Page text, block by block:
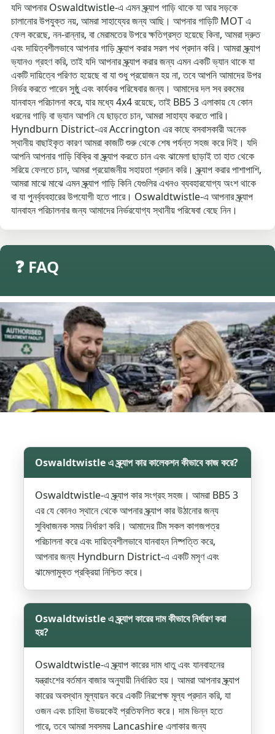
যদি আপনার Oswaldtwistle-এ এমন স্ক্র্যাপ গাড়ি থাকে যা আর সড়কে
চালানোর উপযুক্ত নয়, আমরা সাহায্যের জন্য আছি। আপনার গাড়িটি MOT এ
ফেল করেছে, নন-রান্নার, বা মেরামতের উপরে ক্ষতিগ্রস্ত হয়েছে কিনা, আমরা দ্রুত
এবং দায়িত্বশীলভাবে আপনার গাড়ি স্ক্র্যাপ করার সরল পথ প্রদান করি। আমরা স্ক্র্যাপ
ভ্যানও গ্রহণ করি, তাই যদি আপনার স্ক্র্যাপ করার জন্য এমন একটি ভ্যান থাকে যা
একটি দায়িত্বে পরিণত হয়েছে বা যা শুধু প্রয়োজন হয় না, তবে আপনি আমাদের উপর
নির্ভর করতে পারেন সুষ্ঠু এবং কার্যকর পরিষেবার জন্য। আমাদের দল সব রকমের
যানবাহন পরিচালনা করে, যার মধ্যে 4x4 রয়েছে, তাই BB5 3 এলাকায় যে কোন
ধরনের গাড়ি বা ভ্যান আপনি যে ছাড়তে চান, আমরা সাহায্য করতে পারি।
Hyndburn District-এর Accrington এর কাছে বসবাসকারী অনেক
স্থানীয় বাছাইকৃত কারণ আমরা কাজটি শুরু থেকে শেষ পর্যন্ত সহজ করে দিই। যদি
আপনি আপনার গাড়ি বিক্রি বা স্ক্র্যাপ করতে চান এবং ঝামেলা ছাড়াই তা হাত থেকে
সরিয়ে ফেলতে চান, আমরা প্রয়োজনীয় সহায়তা প্রদান করি। স্ক্র্যাপ করার পাশাপাশি,
আমরা মাঝে মাঝে এমন স্ক্র্যাপ গাড়ি কিনি যেগুলির এখনও ব্যবহারযোগ্য অংশ থাকে
বা যা পুনর্ব্যবহারের উপযোগী হতে পারে। Oswaldtwistle-এ আপনার স্ক্র্যাপ
যানবাহন পরিচালনার জন্য আমাদের নির্ভরযোগ্য স্থানীয় পরিষেবা বেছে নিন।
❓ FAQ
Oswaldtwistle এ স্ক্র্যাপ কার কালেকশন কীভাবে কাজ করে?
Oswaldtwistle-এ স্ক্র্যাপ কার সংগ্রহ সহজ। আমরা BB5 3
এর যে কোনও স্থানে থেকে আপনার স্ক্র্যাপ কার উঠানোর জন্য
সুবিধাজনক সময় নির্ধারণ করি। আমাদের টিম সকল কাগজপত্র
পরিচালনা করে এবং দায়িত্বশীলভাবে যানবাহন নিষ্পত্তি করে,
আপনার জন্য Hyndburn District-এ একটি মসৃণ এবং
ঝামেলামুক্ত প্রক্রিয়া নিশ্চিত করে।
Oswaldtwistle এ স্ক্র্যাপ কারের দাম কীভাবে নির্ধারণ করা
হয়?
Oswaldtwistle-এ স্ক্র্যাপ কারের দাম ধাতু এবং যানবাহনের
যন্ত্রাংশের বর্তমান বাজার অনুযায়ী নির্ধারিত হয়। আমরা আপনার স্ক্র্যাপ
কারের অবস্থান মূল্যায়ন করে একটি নিরপেক্ষ মূল্য প্রদান করি, যা
ওজন এবং চাহিদা উভয়কেই প্রতিফলিত করে। দাম ভিন্ন হতে
পারে, তবে আমরা সবসময় Lancashire এলাকার জন্য